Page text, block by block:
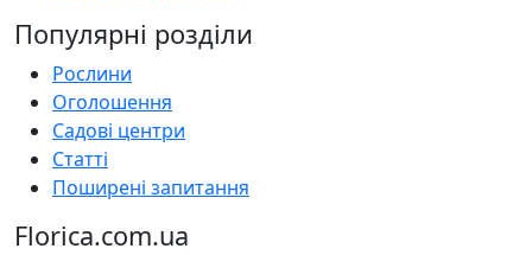
Популярні розділи
Рослини
Оголошення
Садові центри
Статті
Поширені запитання
Florica.com.ua